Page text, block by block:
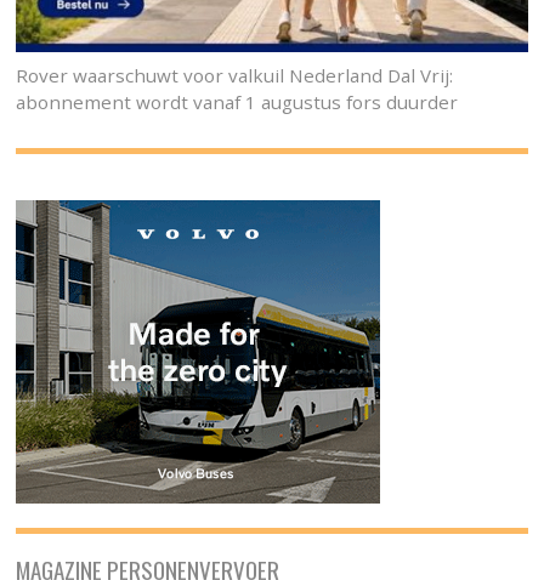
Rover waarschuwt voor valkuil Nederland Dal Vrij:
abonnement wordt vanaf 1 augustus fors duurder
MAGAZINE PERSONENVERVOER